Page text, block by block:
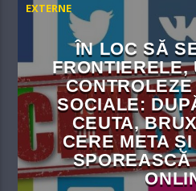
EXTERNE
ÎN LOC SĂ
FRONTIERELE,
SOCIALE:
CEUTA,
CERE META